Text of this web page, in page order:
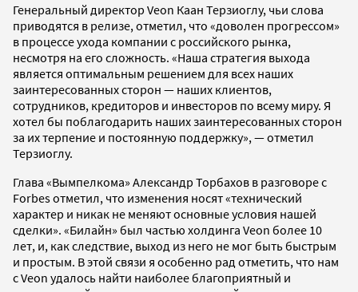
Генеральный директор Veon Каан Терзиоглу, чьи слова
приводятся в релизе, отметил, что «доволен прогрессом»
в процессе ухода компании с российского рынка,
несмотря на его сложность. «Наша стратегия выхода
является оптимальным решением для всех наших
заинтересованных сторон — наших клиентов,
сотрудников, кредиторов и инвесторов по всему миру. Я
хотел бы поблагодарить наших заинтересованных сторон
за их терпение и постоянную поддержку», — отметил
Терзиоглу.
Глава «Вымпелкома» Александр Торбахов в разговоре с
Forbes отметил, что изменения носят «технический
характер и никак не меняют основные условия нашей
сделки». «Билайн» был частью холдинга Veon более 10
лет, и, как следствие, выход из него не мог быть быстрым
и простым. В этой связи я особенно рад отметить, что нам
с Veon удалось найти наиболее благоприятный и